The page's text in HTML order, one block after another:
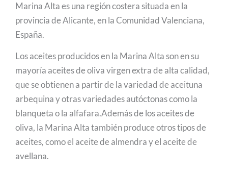
Marina Alta es una región costera situada en la
provincia de Alicante, en la Comunidad Valenciana,
España.
Los aceites producidos en la Marina Alta son en su
mayoría aceites de oliva virgen extra de alta calidad,
que se obtienen a partir de la variedad de aceituna
arbequina y otras variedades autóctonas como la
blanqueta o la alfafara.Además de los aceites de
oliva, la Marina Alta también produce otros tipos de
aceites, como el aceite de almendra y el aceite de
avellana.